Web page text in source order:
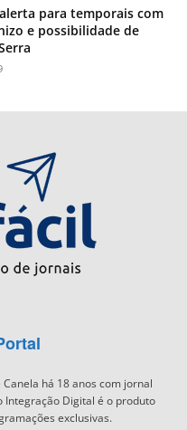
para temporais com
e possibilidade de
há 18 anos com jornal
Integração Digital é o produto
exclusivas.